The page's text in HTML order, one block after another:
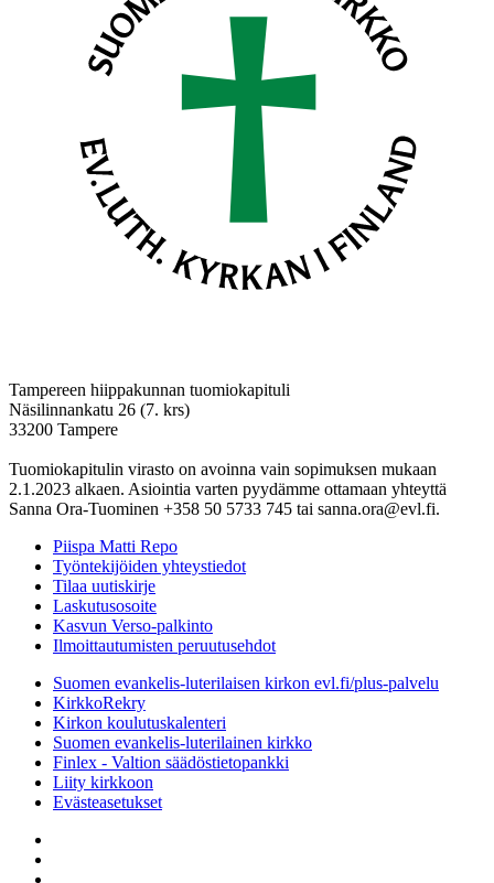
Tampereen hiippakunnan tuomiokapituli
Näsilinnankatu 26 (7. krs)
33200 Tampere
Tuomiokapitulin virasto on avoinna vain sopimuksen mukaan
2.1.2023 alkaen. Asiointia varten pyydämme ottamaan yhteyttä
Sanna Ora-Tuominen +358 50 5733 745 tai sanna.ora@evl.fi.
Piispa Matti Repo
Työntekijöiden yhteystiedot
Tilaa uutiskirje
Laskutusosoite
Kasvun Verso-palkinto
Ilmoittautumisten peruutusehdot
Suomen evankelis-luterilaisen kirkon evl.fi/plus-palvelu
KirkkoRekry
Kirkon koulutuskalenteri
Suomen evankelis-luterilainen kirkko
Finlex - Valtion säädöstietopankki
Liity kirkkoon
Evästeasetukset